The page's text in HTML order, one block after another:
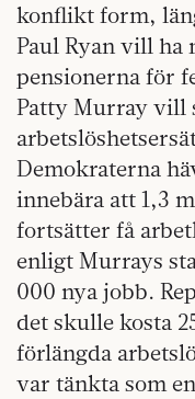
konflikt form,
Paul Ryan vill ha
pensionerna för
Patty Murray vill
Demokraterna
innebära att 1,3
fortsätter få
enligt Murrays
000 nya jobb.
det skulle kosta
förlängda
var tänkta som